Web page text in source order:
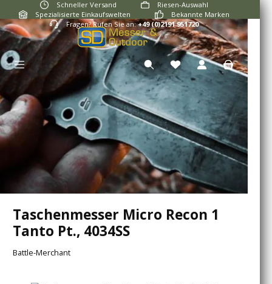
Zum Hauptinhalt springen
Schneller Versand
Riesen-Auswahl
Spezialisierte Einkaufswelten
Bekannte Marken
Fragen? Rufen Sie an:+49 (0)2191 951720
Du hast 0 Produkte
Taschenmesser Micro Recon 1
Tanto Pt., 4034SS
Battle-Merchant